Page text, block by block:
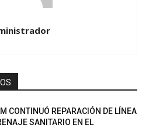
CONTINUÓ REPARACIÓN DE LÍNEA
SANITARIO EN EL